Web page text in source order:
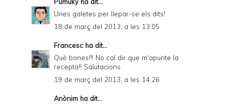
Unes galetes per llepar-se els dits!
18 de març del 2013, a les 13:05
Francesc ha dit...
Què bones!!! No cal dir que m'apunte la
recepta!! Salutacions
19 de març del 2013, a les 14:26
Anònim ha dit...